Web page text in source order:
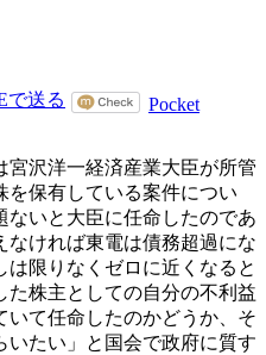
Pocket
沢洋一経済産業大臣が所管
を保有している案件につい
いと大臣に任命したのであ
ければ東電は債務超過にな
限りなくゼロに近くなると
た株主としての自分の不利益
いて任命したのかどうか、そ
たい」と国会で政府に質す